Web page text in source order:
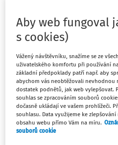
PŘEHLEDY
Ředitel, ředitelka
Jaké ředitelky a ředitele
výjimečnými lídry ve
prostředí. Ty, kteří mají
zaměstnance. Ty, kteří jsou
studentům. Ty, kteří kudy
Redakce Řízení školy
Aby web fungoval
s cookies)
Vážený návštěvníku, snažíme se ze
uživatelského komfortu při používání
základní předpoklady patří např. aby
abychom vás neobtěžovali nevhodnou
dostatek podnětů, jak web vylepšovat.
souhlas se zpracováním souborů
dočasně ukládají ve vašem prohlížeči.
souhlasu. Data využijeme ke
obsahu webu přímo Vám na míru.
souborů cookie